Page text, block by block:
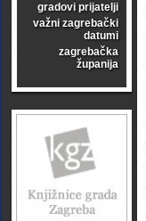
gradovi prijatelji
važni zagrebački
datumi
zagrebačka
županija